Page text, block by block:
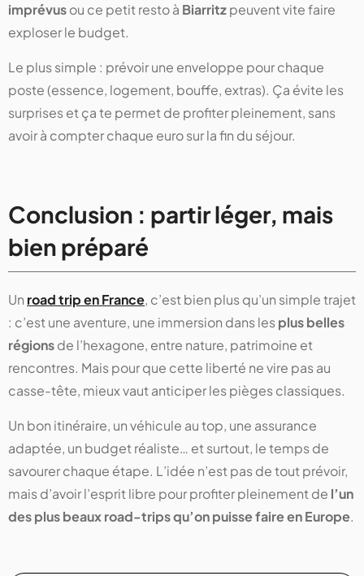
imprévusou ce petit resto à Biarritzpeuvent vite faire
exploser le budget.
Le plus simple : prévoir une enveloppe pour chaque
poste (essence, logement, bouffe, extras). Ça évite les
surprises et ça te permet de profiter pleinement, sans
avoir à compter chaque euro sur la fin du séjour.
Conclusion : partir léger, mais
bien préparé
Un road trip en France, c’est bien plus qu’un simple trajet
: c’est une aventure, une immersion dans lesplus belles
régionsde l’hexagone, entre nature, patrimoine et
rencontres. Mais pour que cette liberté ne vire pas au
casse-tête, mieux vaut anticiper les pièges classiques.
Un bon itinéraire, un véhicule au top, une assurance
adaptée, un budget réaliste… et surtout, le temps de
savourer chaque étape. L’idée n’est pas de tout prévoir,
mais d’avoir l’esprit libre pour profiter pleinement de l’un
des plus beaux road-trips qu’on puisse faire en Europe.